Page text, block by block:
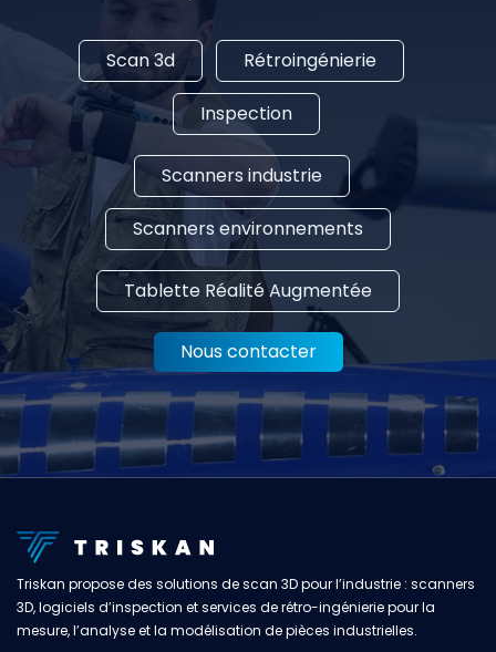
Scan 3d Rétroingénierie
Inspection
Scanners industrie
Scanners environnements
Tablette Réalité Augmentée
Nous contacter
Triskan propose des solutions de scan 3D pour l’industrie : scanners
3D, logiciels d’inspection et services de rétro-ingénierie pour la
mesure, l’analyse et la modélisation de pièces industrielles.